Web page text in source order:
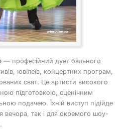
— професійний дует бального
ювілеїв, концертних програм,
свят. Це артисти високого
підготовкою, сценічним
подачею. Їхній виступ підійде
вечора, так і для окремого шоу-